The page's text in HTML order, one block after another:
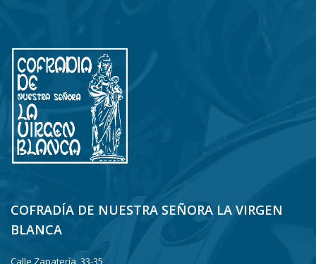
COFRADÍA DE NUESTRA SEÑORA LA VIRGEN
BLANCA
Calle Zapatería, 33-35